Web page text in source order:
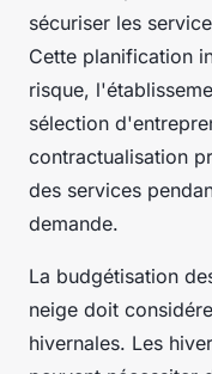
sécuriser les
Cette planification
risque,
sélection
contractualisation
des services
demande.
La budgétisation
neige doit
hivernales. Les